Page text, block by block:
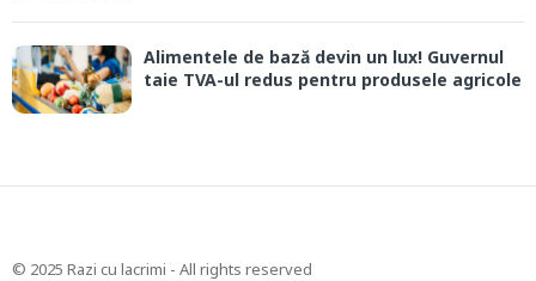
Alimentele de bază devin un lux! Guvernul
taie TVA-ul redus pentru produsele agricole
© 2025 Razi cu lacrimi - All rights reserved